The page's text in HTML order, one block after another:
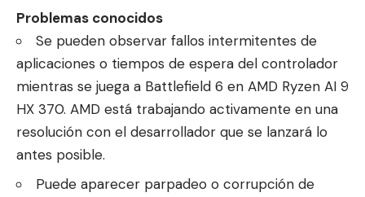
Problemas conocidos
Se pueden observar fallos intermitentes de
aplicaciones o tiempos de espera del controlador
mientras se juega a Battlefield 6 en AMD Ryzen AI 9
HX 370. AMD está trabajando activamente en una
resolución con el desarrollador que se lanzará lo
antes posible.
Puede aparecer parpadeo o corrupción de